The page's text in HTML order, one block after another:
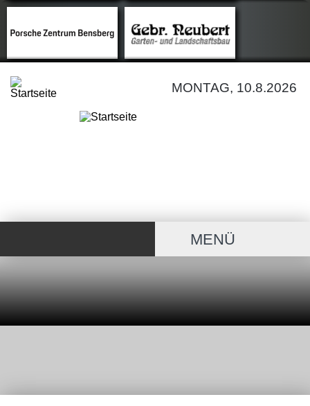
MONTAG, 10.8.2026
MENÜ